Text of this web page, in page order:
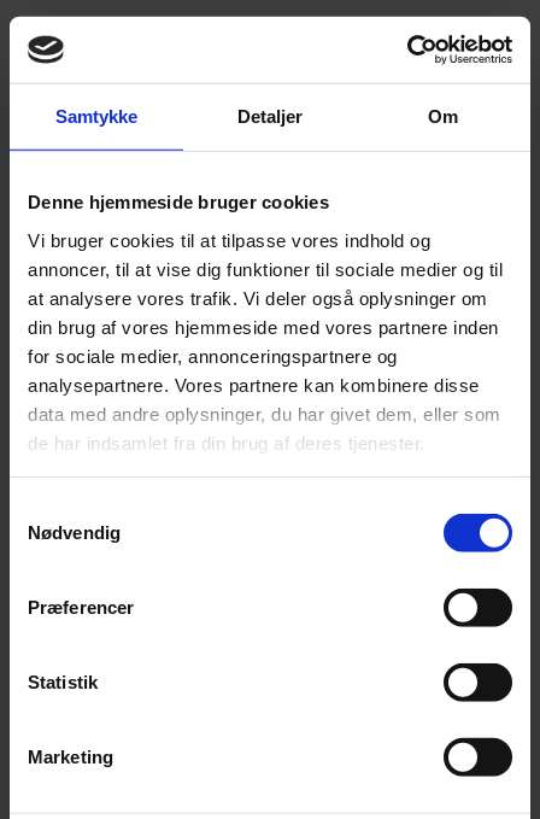
Samtykke Detaljer Om
Denne hjemmeside bruger cookies
Vi bruger cookies til at tilpasse vores indhold og
annoncer, til at vise dig funktioner til sociale medier og til
at analysere vores trafik. Vi deler også oplysninger om
din brug af vores hjemmeside med vores partnere inden
for sociale medier, annonceringspartnere og
analysepartnere. Vores partnere kan kombinere disse
data med andre oplysninger, du har givet dem, eller som
de har indsamlet fra din brug af deres tjenester.
Nødvendig
Præferencer
Statistik
Marketing
Bella
Desiderio
Mulberry Silk
Silk Mohair
Tilia
Tynn Silk Mohair
Se alle Mohair
angora
Bella
Bella Color
Desiderio
Filnovo
Mulberry Silk
Silk Mohair
Tynn Silk Mohair
Se alle Alpaka
Alpakka Ull